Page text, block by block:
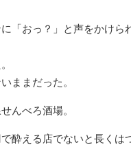
「おっ？」と声をかけら
ままだった。
んべろ酒場。
酔える店でないと長くは